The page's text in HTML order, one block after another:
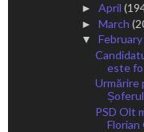
► April
► March
▼ February
este
Urmărire
PSD Olt
Florian